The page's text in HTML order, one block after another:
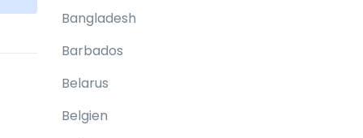
Bangladesh
Barbados
Belarus
Belgien